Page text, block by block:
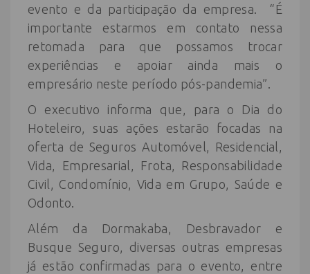
evento e da participação da empresa. “É
importante estarmos em contato nessa
retomada para que possamos trocar
experiências e apoiar ainda mais o
empresário neste período pós-pandemia”.
O executivo informa que, para o Dia do
Hoteleiro, suas ações estarão focadas na
oferta de Seguros Automóvel, Residencial,
Vida, Empresarial, Frota, Responsabilidade
Civil, Condomínio, Vida em Grupo, Saúde e
Odonto.
Além da Dormakaba, Desbravador e
Busque Seguro, diversas outras empresas
já estão confirmadas para o evento, entre